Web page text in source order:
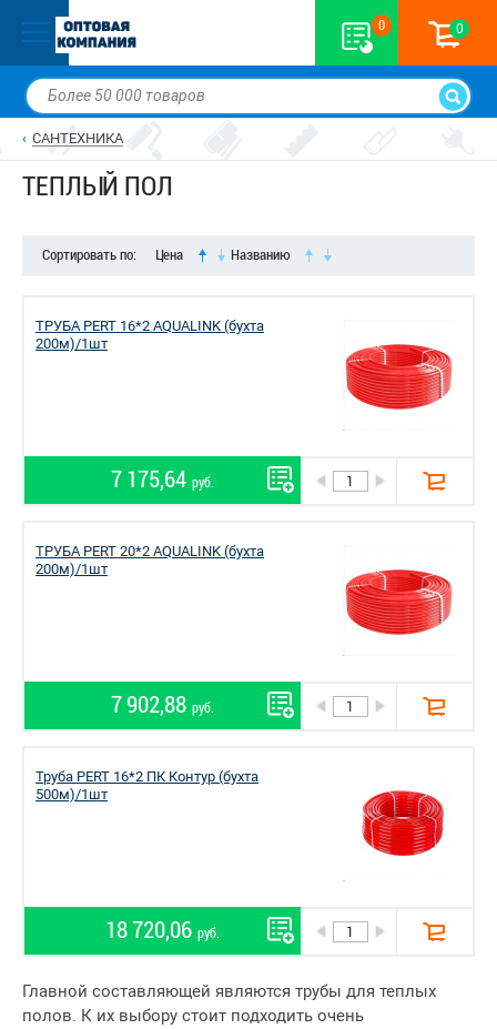
0 0
САНТЕХНИКА
ТЕПЛЫЙ ПОЛ
Сортировать по: Цена Названию
ТРУБА PERT 16*2 AQUALINK (бухта
200м)/1шт
7 175,64 руб.
ТРУБА PERT 20*2 AQUALINK (бухта
200м)/1шт
7 902,88 руб.
Труба PERT 16*2 ПК Контур (бухта
500м)/1шт
18 720,06 руб.
Главной составляющей являются трубы для теплых
полов. К их выбору стоит подходить очень